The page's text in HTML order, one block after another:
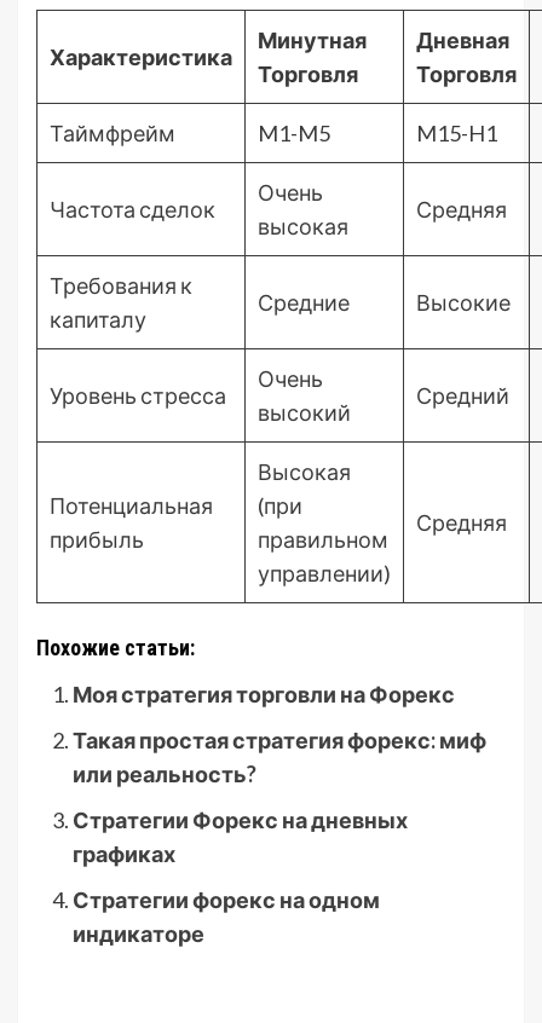
Характеристика
Минутная
Торговля
Дневная
Торговля
Таймфрейм M1-M5 M15-H1
Частота сделок
Очень
высокая
Средняя
Требования к
капиталу
Средние Высокие
Уровень стресса
Очень
высокий
Средний
Потенциальная
прибыль
Высокая
(при
правильном
управлении)
Средняя
Похожие статьи:
Моя стратегия торговли на Форекс
Такая простая стратегия форекс: миф
или реальность?
Стратегии Форекс на дневных
графиках
Стратегии форекс на одном
индикаторе